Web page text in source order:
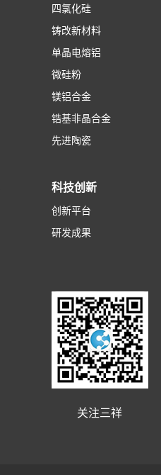
四氯化硅
铸改新材料
单晶电熔铝
微硅粉
镁铝合金
锆基非晶合金
先进陶瓷
科技创新
创新平台
研发成果
关注三祥